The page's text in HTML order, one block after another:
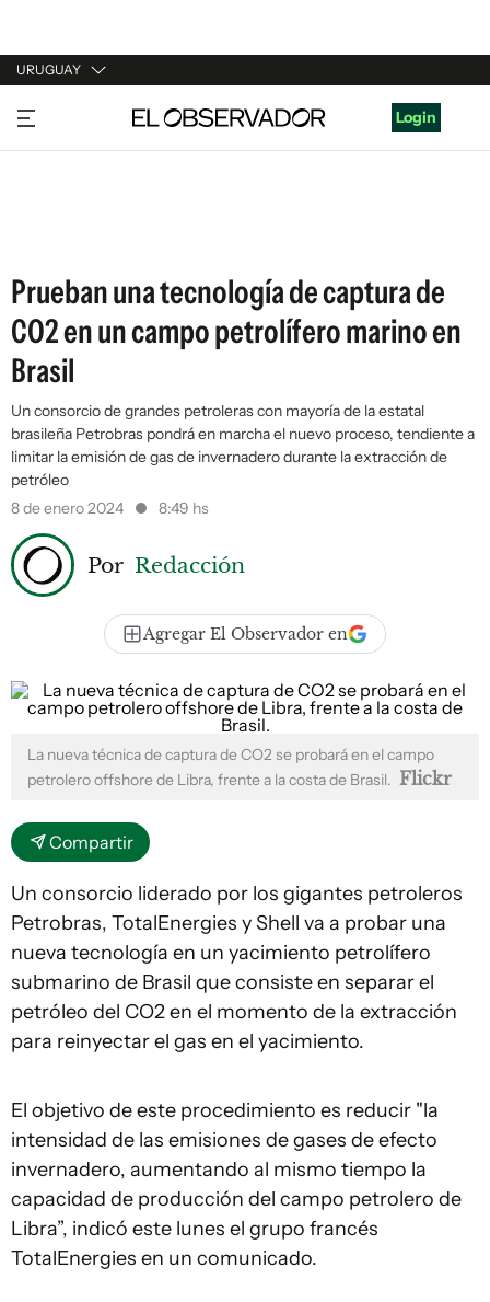
URUGUAY
URUGUAY
ARGENTINA
Login
Prueban una tecnología de captura de
CO2 en un campo petrolífero marino en
Brasil
Un consorcio de grandes petroleras con mayoría de la estatal
brasileña Petrobras pondrá en marcha el nuevo proceso, tendiente a
limitar la emisión de gas de invernadero durante la extracción de
petróleo
8 de enero 2024
8:49 hs
Por Redacción
Agregar El Observador en
La nueva técnica de captura de CO2 se probará en el campo
petrolero offshore de Libra, frente a la costa de Brasil. Flickr
Compartir
Un consorcio liderado por los gigantes petroleros
Petrobras, TotalEnergies y Shell va a probar una
nueva tecnología en un yacimiento petrolífero
submarino de Brasil que consiste en separar el
petróleo del CO2 en el momento de la extracción
para reinyectar el gas en el yacimiento.
El objetivo de este procedimiento es reducir "la
intensidad de las emisiones de gases de efecto
invernadero, aumentando al mismo tiempo la
capacidad de producción del campo petrolero de
Libra”, indicó este lunes el grupo francés
TotalEnergies en un comunicado.